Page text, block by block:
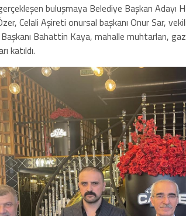
buluşmaya Belediye Başkan Adayı
Celali Aşireti onursal başkanı Onur Sar,
Bahattin Kaya, mahalle muhtarları,
katıldı.